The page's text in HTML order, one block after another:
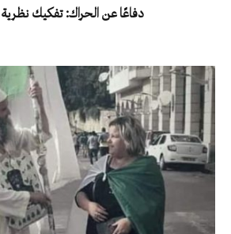
دفاعًا عن الحراك: تفكيك نظرية